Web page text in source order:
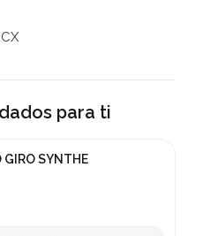
para ti
GIRO SYNTHE